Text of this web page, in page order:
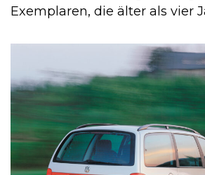
Exemplaren, die älter als vier